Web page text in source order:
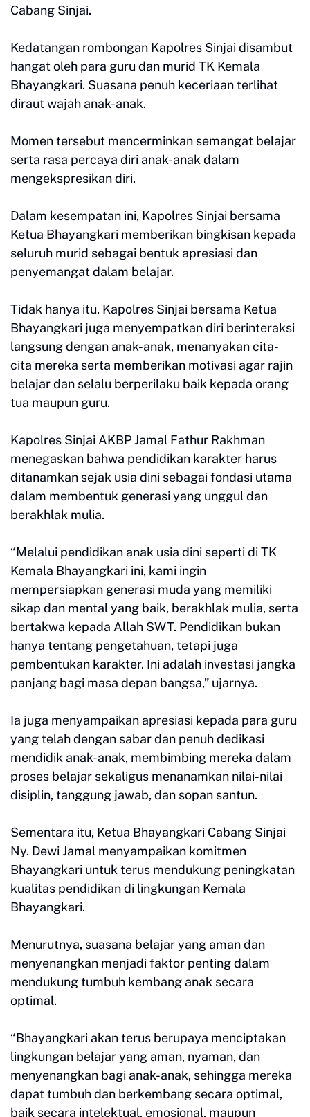
Cabang Sinjai.
Kedatangan rombongan Kapolres Sinjai disambut
hangat oleh para guru dan murid TK Kemala
Bhayangkari. Suasana penuh keceriaan terlihat
diraut wajah anak-anak.
Momen tersebut mencerminkan semangat belajar
serta rasa percaya diri anak-anak dalam
mengekspresikan diri.
Dalam kesempatan ini, Kapolres Sinjai bersama
Ketua Bhayangkari memberikan bingkisan kepada
seluruh murid sebagai bentuk apresiasi dan
penyemangat dalam belajar.
Tidak hanya itu, Kapolres Sinjai bersama Ketua
Bhayangkari juga menyempatkan diri berinteraksi
langsung dengan anak-anak, menanyakan cita-
cita mereka serta memberikan motivasi agar rajin
belajar dan selalu berperilaku baik kepada orang
tua maupun guru.
Kapolres Sinjai AKBP Jamal Fathur Rakhman
menegaskan bahwa pendidikan karakter harus
ditanamkan sejak usia dini sebagai fondasi utama
dalam membentuk generasi yang unggul dan
berakhlak mulia.
“Melalui pendidikan anak usia dini seperti di TK
Kemala Bhayangkari ini, kami ingin
mempersiapkan generasi muda yang memiliki
sikap dan mental yang baik, berakhlak mulia, serta
bertakwa kepada Allah SWT. Pendidikan bukan
hanya tentang pengetahuan, tetapi juga
pembentukan karakter. Ini adalah investasi jangka
panjang bagi masa depan bangsa,” ujarnya.
Ia juga menyampaikan apresiasi kepada para guru
yang telah dengan sabar dan penuh dedikasi
mendidik anak-anak, membimbing mereka dalam
proses belajar sekaligus menanamkan nilai-nilai
disiplin, tanggung jawab, dan sopan santun.
Sementara itu, Ketua Bhayangkari Cabang Sinjai
Ny. Dewi Jamal menyampaikan komitmen
Bhayangkari untuk terus mendukung peningkatan
kualitas pendidikan di lingkungan Kemala
Bhayangkari.
Menurutnya, suasana belajar yang aman dan
menyenangkan menjadi faktor penting dalam
mendukung tumbuh kembang anak secara
optimal.
“Bhayangkari akan terus berupaya menciptakan
lingkungan belajar yang aman, nyaman, dan
menyenangkan bagi anak-anak, sehingga mereka
dapat tumbuh dan berkembang secara optimal,
baik secara intelektual, emosional, maupun